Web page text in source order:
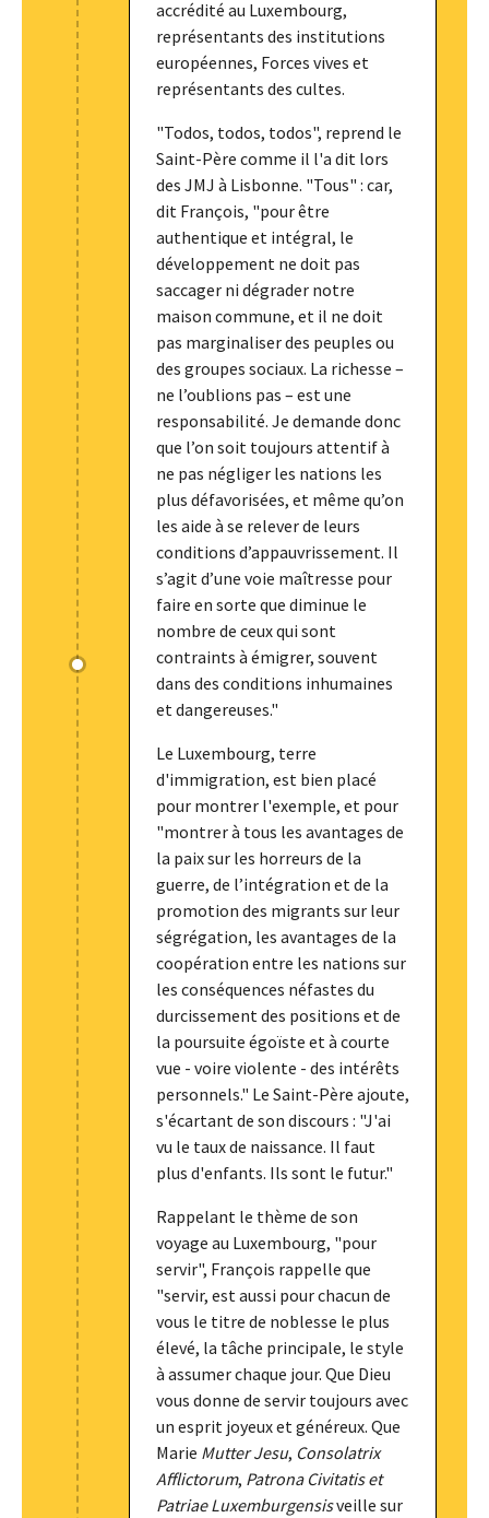
accrédité au Luxembourg,
représentants des institutions
européennes, Forces vives et
représentants des cultes.
"Todos, todos, todos", reprend le
Saint-Père comme il l'a dit lors
des JMJ à Lisbonne. "Tous" : car,
dit François, "pour être
authentique et intégral, le
développement ne doit pas
saccager ni dégrader notre
maison commune, et il ne doit
pas marginaliser des peuples ou
des groupes sociaux. La richesse –
ne l’oublions pas – est une
responsabilité. Je demande donc
que l’on soit toujours attentif à
ne pas négliger les nations les
plus défavorisées, et même qu’on
les aide à se relever de leurs
conditions d’appauvrissement. Il
s’agit d’une voie maîtresse pour
faire en sorte que diminue le
nombre de ceux qui sont
contraints à émigrer, souvent
dans des conditions inhumaines
et dangereuses."
Le Luxembourg, terre
d'immigration, est bien placé
pour montrer l'exemple, et pour
"montrer à tous les avantages de
la paix sur les horreurs de la
guerre, de l’intégration et de la
promotion des migrants sur leur
ségrégation, les avantages de la
coopération entre les nations sur
les conséquences néfastes du
durcissement des positions et de
la poursuite égoïste et à courte
vue - voire violente - des intérêts
personnels." Le Saint-Père ajoute,
s'écartant de son discours : "J'ai
vu le taux de naissance. Il faut
plus d'enfants. Ils sont le futur."
Rappelant le thème de son
voyage au Luxembourg, "pour
servir", François rappelle que
"servir, est aussi pour chacun de
vous le titre de noblesse le plus
élevé, la tâche principale, le style
à assumer chaque jour. Que Dieu
vous donne de servir toujours avec
un esprit joyeux et généreux. Que
Marie Mutter Jesu, Consolatrix
Afflictorum, Patrona Civitatis et
Patriae Luxemburgensisveille sur